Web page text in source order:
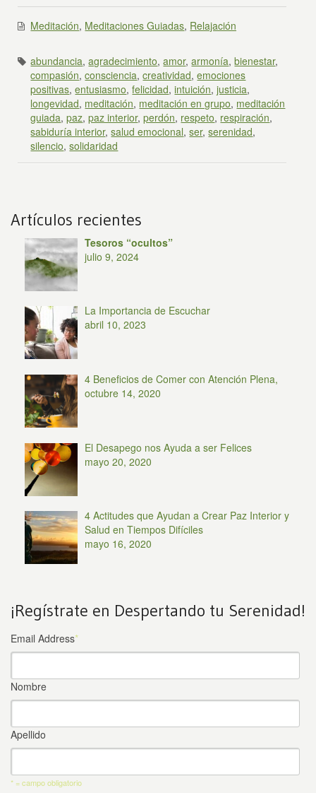
Meditación, Meditaciones Guiadas, Relajación
abundancia,agradecimiento,amor,armonía,bienestar,
compasión,consciencia,creatividad,emociones
positivas,entusiasmo,felicidad,intuición,justicia,
longevidad, meditación, meditación en grupo, meditación
guiada,paz,paz interior,perdón, respeto, respiración,
sabiduría interior,salud emocional,ser,serenidad,
silencio,solidaridad
Artículos recientes
Tesoros “ocultos”
julio 9, 2024
La Importancia de Escuchar
abril 10, 2023
4 Beneficios de Comer con Atención Plena,
octubre 14, 2020
El Desapego nos Ayuda a ser Felices
mayo 20, 2020
4 Actitudes que Ayudan a Crear Paz Interior y
Salud en Tiempos Difíciles
mayo 16, 2020
¡Regístrate en Despertando tu Serenidad!
Email Address*
Nombre
Apellido
* = campo obligatorio